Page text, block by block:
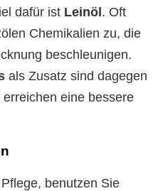
dafür ist Leinöl. Oft
Chemikalien zu, die
beschleunigen.
als Zusatz sind dagegen
eine bessere
benutzen Sie